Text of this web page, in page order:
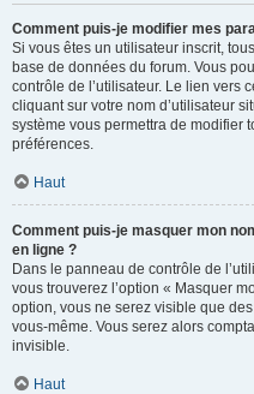
Comment puis-je modifier mes
Si vous êtes un utilisateur inscrit,
base de données du forum. Vous
contrôle de l’utilisateur. Le lien vers
cliquant sur votre nom d’utilisateur
système vous permettra de modifier
préférences.
Haut
Comment puis-je masquer mon
en ligne ?
Dans le panneau de contrôle de
vous trouverez l’option « Masquer
option, vous ne serez visible que
vous-même. Vous serez alors
invisible.
Haut